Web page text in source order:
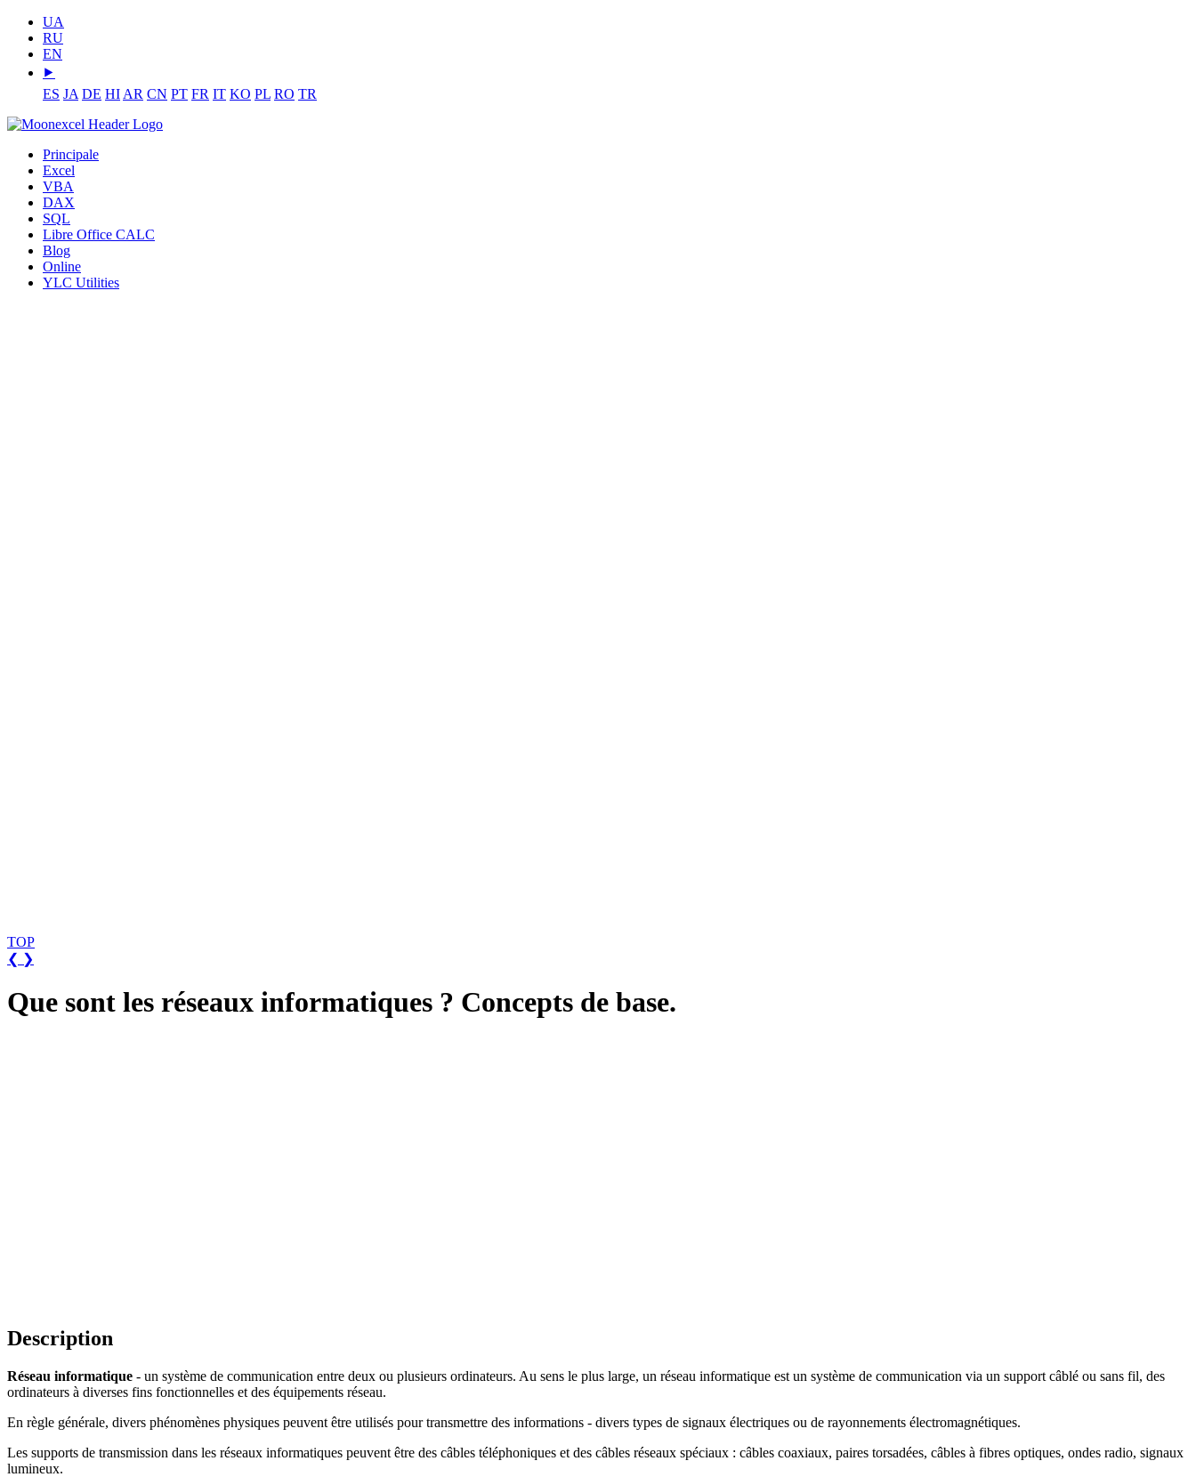
UA
RU
EN
⯈
ES JA DE HI AR CN PT FR IT KO PL RO TR
Principale
Excel
VBA
DAX
SQL
Libre Office CALC
Blog
Online
YLC Utilities
TOP
❮ ❯
Que sont les réseaux informatiques ? Concepts de base.
Description
Réseau informatique - un système de communication entre deux ou plusieurs ordinateurs. Au sens le plus large, un réseau informatique est un système de communication via un support câblé ou sans fil, des
ordinateurs à diverses fins fonctionnelles et des équipements réseau.
En règle générale, divers phénomènes physiques peuvent être utilisés pour transmettre des informations - divers types de signaux électriques ou de rayonnements électromagnétiques.
Les supports de transmission dans les réseaux informatiques peuvent être des câbles téléphoniques et des câbles réseaux spéciaux : câbles coaxiaux, paires torsadées, câbles à fibres optiques, ondes radio, signaux
lumineux.